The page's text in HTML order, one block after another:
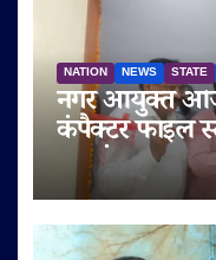
NATION NEWS STATE
नगर आयुक्त
कंपैक्टर फाइल
शुभारंभ